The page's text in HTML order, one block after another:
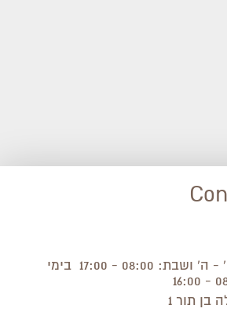
ימי פעילות בימים א' - ה' ושבת: 08:00 - 17:00 בימי
בן תור 1